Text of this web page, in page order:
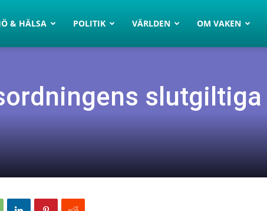
& HÄLSA POLITIK VÄRLDEN OM VAKEN
slutgiltiga